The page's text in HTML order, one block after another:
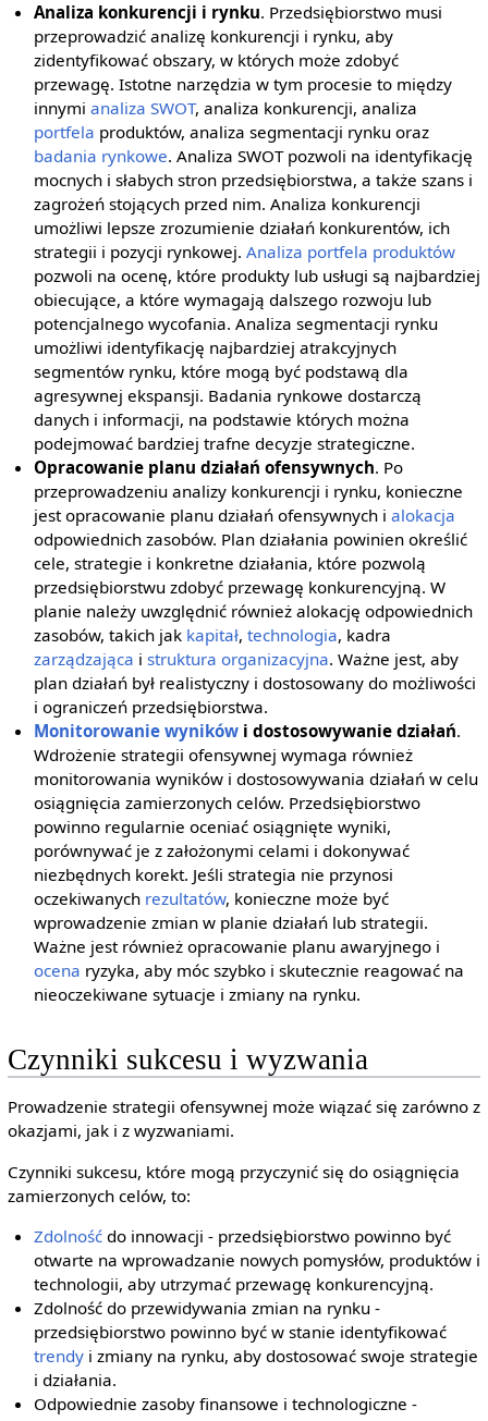
Analiza konkurencji i rynku. Przedsiębiorstwo musi
przeprowadzić analizę konkurencji i rynku, aby
zidentyfikować obszary, w których może zdobyć
przewagę. Istotne narzędzia w tym procesie to między
innymianaliza SWOT, analiza konkurencji, analiza
portfela produktów, analiza segmentacji rynku oraz
badania rynkowe. Analiza SWOT pozwoli na identyfikację
mocnych i słabych stron przedsiębiorstwa, a także szans i
zagrożeń stojących przed nim. Analiza konkurencji
umożliwi lepsze zrozumienie działań konkurentów, ich
strategii i pozycji rynkowej.Analiza portfela produktów
pozwoli na ocenę, które produkty lub usługi są najbardziej
obiecujące, a które wymagają dalszego rozwoju lub
potencjalnego wycofania. Analiza segmentacji rynku
umożliwi identyfikację najbardziej atrakcyjnych
segmentów rynku, które mogą być podstawą dla
agresywnej ekspansji. Badania rynkowe dostarczą
danych i informacji, na podstawie których można
podejmować bardziej trafne decyzje strategiczne.
Opracowanie planu działań ofensywnych. Po
przeprowadzeniu analizy konkurencji i rynku, konieczne
jest opracowanie planu działań ofensywnych ialokacja
odpowiednich zasobów. Plan działania powinien określić
cele, strategie i konkretne działania, które pozwolą
przedsiębiorstwu zdobyć przewagę konkurencyjną. W
planie należy uwzględnić również alokację odpowiednich
zasobów, takich jak kapitał,technologia, kadra
zarządzająca istruktura organizacyjna. Ważne jest, aby
plan działań był realistyczny i dostosowany do możliwości
i ograniczeń przedsiębiorstwa.
Monitorowanie wyników i dostosowywanie działań.
Wdrożenie strategii ofensywnej wymaga również
monitorowania wyników i dostosowywania działań w celu
osiągnięcia zamierzonych celów. Przedsiębiorstwo
powinno regularnie oceniać osiągnięte wyniki,
porównywać je z założonymi celami i dokonywać
niezbędnych korekt. Jeśli strategia nie przynosi
oczekiwanych rezultatów, konieczne może być
wprowadzenie zmian w planie działań lub strategii.
Ważne jest również opracowanie planu awaryjnego i
ocena ryzyka, aby móc szybko i skutecznie reagować na
nieoczekiwane sytuacje i zmiany na rynku.
Czynniki sukcesu i wyzwania
Prowadzenie strategii ofensywnej może wiązać się zarówno z
okazjami, jak i z wyzwaniami.
Czynniki sukcesu, które mogą przyczynić się do osiągnięcia
zamierzonych celów, to:
Zdolność do innowacji - przedsiębiorstwo powinno być
otwarte na wprowadzanie nowych pomysłów, produktów i
technologii, aby utrzymać przewagę konkurencyjną.
Zdolność do przewidywania zmian na rynku -
przedsiębiorstwo powinno być w stanie identyfikować
trendy i zmiany na rynku, aby dostosować swoje strategie
i działania.
Odpowiednie zasoby finansowe i technologiczne -